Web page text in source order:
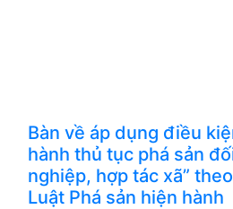
Bàn về áp dụng điều
hành thủ tục phá sản
nghiệp, hợp tác xã”
Luật Phá sản hiện hành